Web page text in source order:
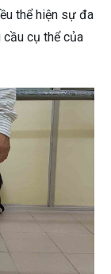
thể hiện sự đa
cụ thể của